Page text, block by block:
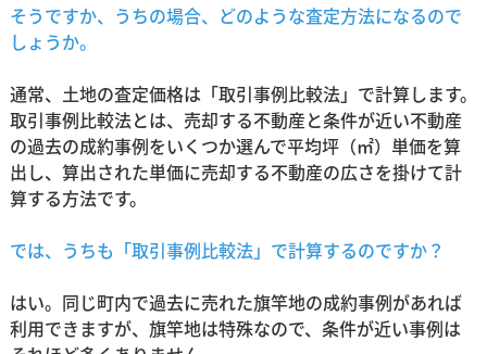
そうですか、うちの場合、どのような査定方法になるので
しょうか。
通常、土地の査定価格は「取引事例比較法」で計算します。
取引事例比較法とは、売却する不動産と条件が近い不動産
の過去の成約事例をいくつか選んで平均坪（㎡）単価を算
出し、算出された単価に売却する不動産の広さを掛けて計
算する方法です。
では、うちも「取引事例比較法」で計算するのですか？
はい。同じ町内で過去に売れた旗竿地の成約事例があれば
利用できますが、旗竿地は特殊なので、条件が近い事例は